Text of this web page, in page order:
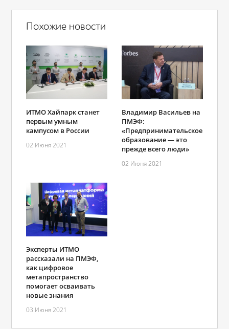
Похожие новости
ИТМО Хайпарк станет
первым умным
кампусом в России
02 Июня 2021
Владимир Васильев на
ПМЭФ:
«Предпринимательское
образование — это
прежде всего люди»
02 Июня 2021
Эксперты ИТМО
рассказали на ПМЭФ,
как цифровое
метапространство
помогает осваивать
новые знания
03 Июня 2021